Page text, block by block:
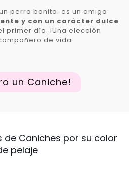
perro bonito: es un amigo
y con un carácter dulce
primer día. ¡Una elección
de vida
un Caniche!
de Caniches por su color
pelaje